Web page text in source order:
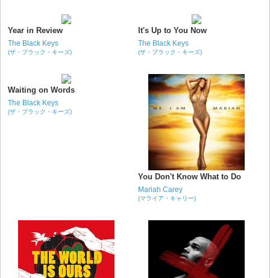
Year in Review
The Black Keys
(ザ・ブラック・キーズ)
It's Up to You Now
The Black Keys
(ザ・ブラック・キーズ)
Waiting on Words
The Black Keys
(ザ・ブラック・キーズ)
You Don't Know What to Do
Mariah Carey
(マライア・キャリー)